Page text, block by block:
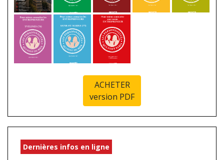
ACHETER
version PDF
Dernières infos en ligne